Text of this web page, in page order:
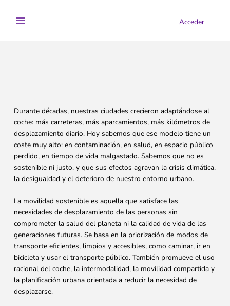
Acceder
Durante décadas, nuestras ciudades crecieron adaptándose al
coche: más carreteras, más aparcamientos, más kilómetros de
desplazamiento diario. Hoy sabemos que ese modelo tiene un
coste muy alto: en contaminación, en salud, en espacio público
perdido, en tiempo de vida malgastado. Sabemos que no es
sostenible ni justo, y que sus efectos agravan la crisis climática,
la desigualdad y el deterioro de nuestro entorno urbano.
La movilidad sostenible es aquella que satisface las
necesidades de desplazamiento de las personas sin
comprometer la salud del planeta ni la calidad de vida de las
generaciones futuras. Se basa en la priorización de modos de
transporte eficientes, limpios y accesibles, como caminar, ir en
bicicleta y usar el transporte público. También promueve el uso
racional del coche, la intermodalidad, la movilidad compartida y
la planificación urbana orientada a reducir la necesidad de
desplazarse.